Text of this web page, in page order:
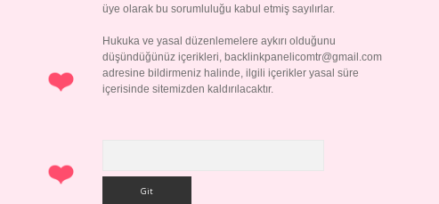
üye olarak bu sorumluluğu kabul etmiş sayılırlar.
Hukuka ve yasal düzenlemelere aykırı olduğunu
düşündüğünüz içerikleri, backlinkpanelicomtr@gmail.com
adresine bildirmeniz halinde, ilgili içerikler yasal süre
içerisinde sitemizden kaldırılacaktır.